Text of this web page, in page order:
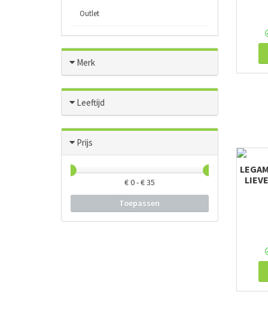
Outlet
Merk
Leeftijd
Prijs
€0- €35
Toepassen